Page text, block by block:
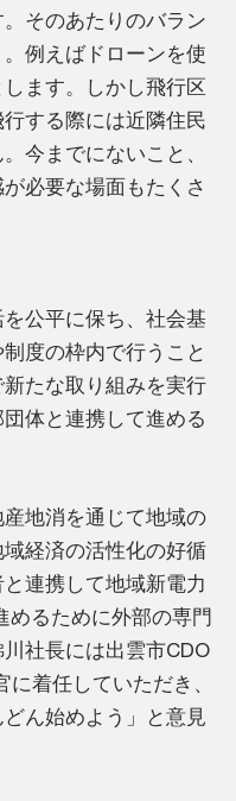
そのあたりのバラン
例えばドローンを使
ます。しかし飛行区
する際には近隣住民
今までにないこと、
必要な場面もたくさ
公平に保ち、社会基
度の枠内で行うこと
たな取り組みを実行
体と連携して進める
地消を通じて地域の
経済の活性化の好循
連携して地域新電力
めるために外部の専門
社長には出雲市CDO
着任していただき、
どん始めよう」と意見